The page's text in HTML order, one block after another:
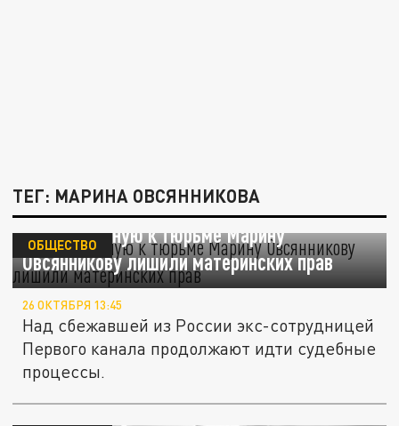
ТЕГ: МАРИНА ОВСЯННИКОВА
Приговорённую к тюрьме Марину
Овсянникову лишили материнских прав
ОБЩЕСТВО
26 ОКТЯБРЯ 13:45
Над сбежавшей из России экс-сотрудницей
Первого канала продолжают идти судебные
процессы.